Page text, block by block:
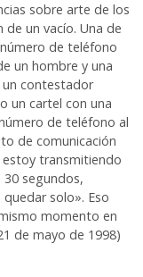
sobre arte de los
un vacío. Una de
de teléfono
un hombre y una
un contestador
un cartel con una
de teléfono al
de comunicación
estoy transmitiendo
segundos,
solo». Eso
momento en
de mayo de 1998)